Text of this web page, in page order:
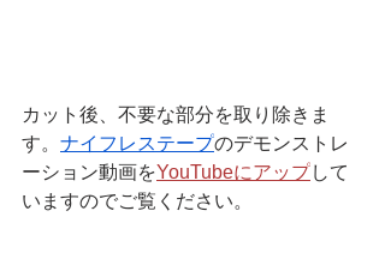
カット後、不要な部分を取り除きま
す。 ナイフレステープのデモンストレ
ーション動画をYouTubeにアップして
いますのでご覧ください。